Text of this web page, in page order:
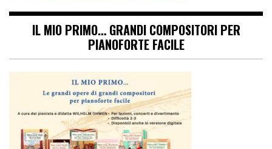
IL MIO PRIMO… GRANDI COMPOSITORI PER
PIANOFORTE FACILE